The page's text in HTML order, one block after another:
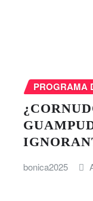
PROGRAMA
bonica2025